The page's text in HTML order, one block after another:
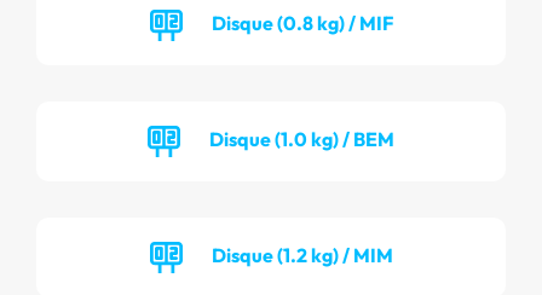
Disque (0.8 kg) / MIF
Disque (1.0 kg) / BEM
Disque (1.2 kg) / MIM